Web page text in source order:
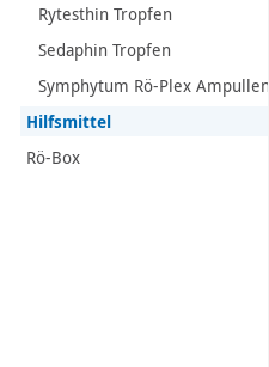
Rytesthin Tropfen
Sedaphin Tropfen
Symphytum Rö-Plex Ampullen
Hilfsmittel
Rö-Box